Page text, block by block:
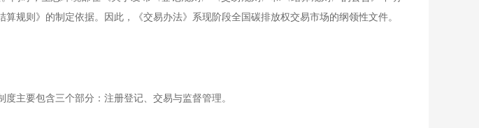
规则》的制定依据。因此，《交易办法》系现阶段全国碳排放权交易市场的纲领性文件。
主要包含三个部分：注册登记、交易与监督管理。